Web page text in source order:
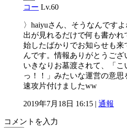
コー Lv.60
〉haiyuさん、そうなんです
出が見れるだけで何も書か
始したばかりでお知らせも来
んです。情報ありがとうご
いきなりお墓渡されて、「こ
っ！！」みたいな運営の意
速攻片付けましたww
2019年7月18日 16:15 | 通報
コメントを入力